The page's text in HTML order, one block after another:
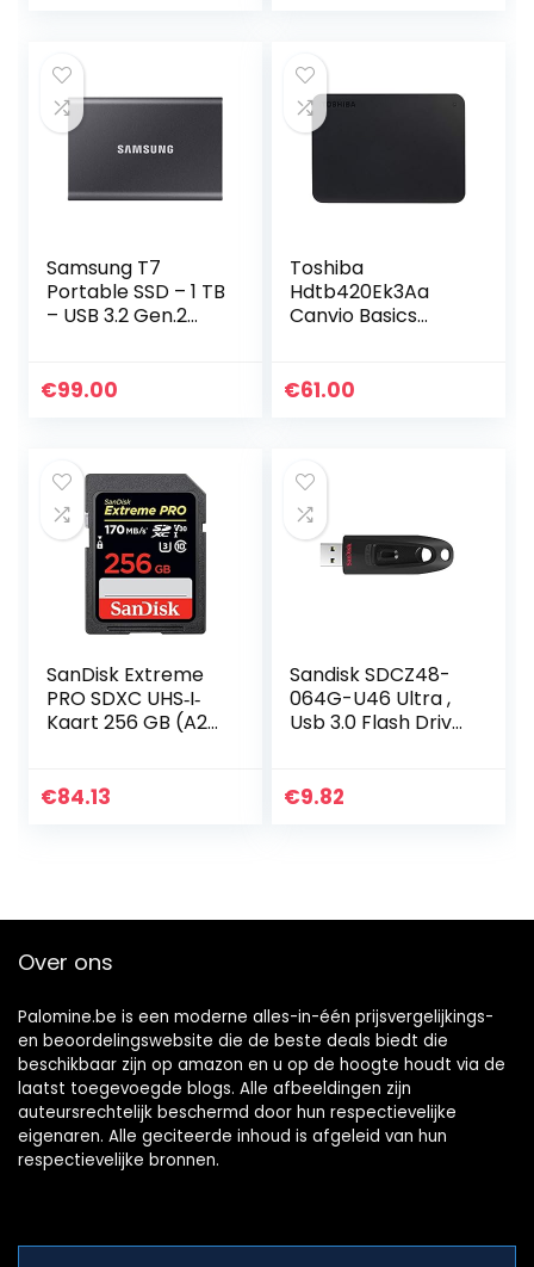
Samsung T7
Portable SSD – 1 TB
– USB 3.2 Gen.2
PC1T0T/WW)
€99.00
Toshiba
Hdtb420Ek3Aa
Canvio Basics
Schijf, Current
€61.00
SanDisk Extreme
PRO SDXC UHS‐I‐
Kaart 256 GB (A2
Leessnelheden Tot
€84.13
Sandisk SDCZ48-
064G-U46 Ultra ,
Usb 3.0 Flash Drive,
€9.82
Over ons
Palomine.be is een moderne alles-in-één prijsvergelijkings-
en beoordelingswebsite die de beste deals biedt die
beschikbaar zijn op amazon en u op de hoogte houdt via de
laatst toegevoegde blogs. Alle afbeeldingen zijn
auteursrechtelijk beschermd door hun respectievelijke
eigenaren. Alle geciteerde inhoud is afgeleid van hun
respectievelijke bronnen.